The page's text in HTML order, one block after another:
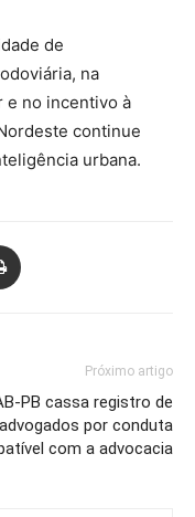
de
na
e no incentivo à
continue
urbana.
Próximo artigo
PB cassa registro de
advogados por conduta
com a advocacia